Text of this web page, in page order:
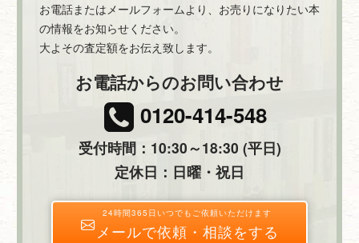
お電話またはメールフォームより、お売りになりたい本
の情報をお知らせください。
大よその査定額をお伝え致します。
お電話からのお問い合わせ
0120-414-548
受付時間：10:30～18:30 (平日)
定休日：日曜・祝日
24時間365日いつでもご依頼いただけます
メールで依頼・相談をする